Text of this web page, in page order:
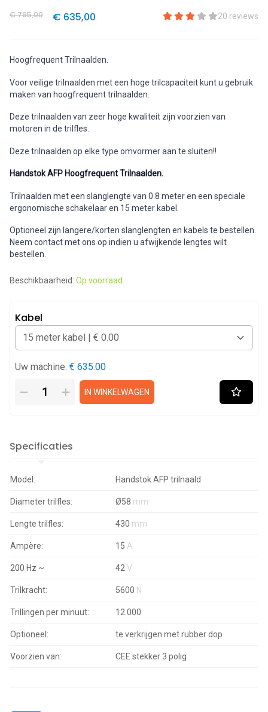
€ 795,00 € 635,00 20 reviews
Hoogfrequent Trilnaalden.
Voor veilige trilnaalden met een hoge trilcapaciteit kunt u gebruik
maken van hoogfrequent trilnaalden.
Deze trilnaalden van zeer hoge kwaliteit zijn voorzien van
motoren in de trilfles.
Deze trilnaalden op elke type omvormer aan te sluiten!!
Handstok AFP Hoogfrequent Trilnaalden.
Trilnaalden met een slanglengte van 0.8 meter en een speciale
ergonomische schakelaar en 15 meter kabel.
Optioneel zijn langere/korten slanglengten en kabels te bestellen.
Neem contact met ons op indien u afwijkende lengtes wilt
bestellen.
Beschikbaarheid: Op voorraad
Kabel
Uw machine: € 635.00
IN WINKELWAGEN
Specificaties
Model: Handstok AFP trilnaald
Diameter trilfles: Ø58 mm
Lengte trilfles: 430 mm
Ampère: 15 A
200 Hz ~ 42 V
Trilkracht: 5600 N
Trillingen per minuut: 12.000
Optioneel: te verkrijgen met rubber dop
Voorzien van: CEE stekker 3 polig